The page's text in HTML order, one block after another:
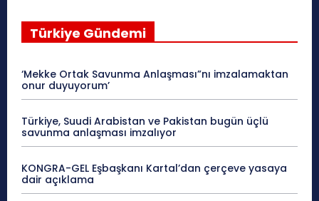
Türkiye Gündemi
‘Mekke Ortak Savunma Anlaşması”nı imzalamaktan
onur duyuyorum’
Türkiye, Suudi Arabistan ve Pakistan bugün üçlü
savunma anlaşması imzalıyor
KONGRA-GEL Eşbaşkanı Kartal’dan çerçeve yasaya
dair açıklama